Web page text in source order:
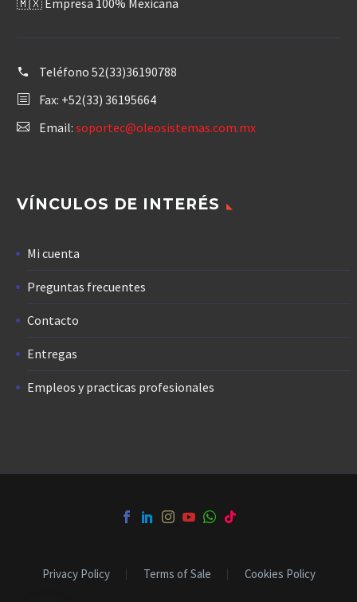
🇲🇽 Empresa 100% Mexicana
Teléfono 52(33)36190788
Fax: +52(33) 36195664
Email: soportec@oleosistemas.com.mx
VÍNCULOS DE INTERÉS
Mi cuenta
Preguntas frecuentes
Contacto
Entregas
Empleos y practicas profesionales
Privacy Policy Terms of Sale Cookies Policy